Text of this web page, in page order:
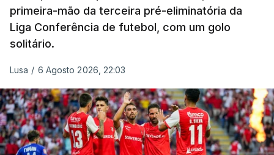
primeira-mão da terceira pré-eliminatória da
Liga Conferência de futebol, com um golo
solitário.
Lusa / 6 Agosto 2026, 22:03